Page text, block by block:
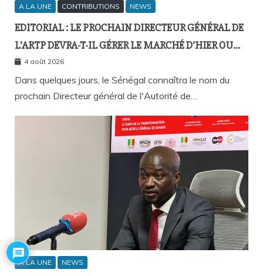
A LA UNE CONTRIBUTIONS NEWS
EDITORIAL : LE PROCHAIN DIRECTEUR GÉNÉRAL DE
L’ARTP DEVRA-T-IL GÉRER LE MARCHÉ D’HIER OU
CELUI DE DEMAIN ?
4 août 2026
Dans quelques jours, le Sénégal connaîtra le nom du
prochain Directeur général de l'Autorité de…
A LA UNE NEWS